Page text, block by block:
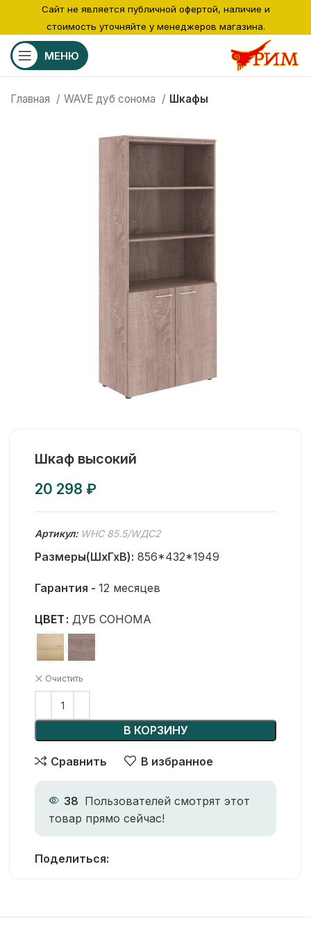
МЕНЮ
Главная WAVE дуб сонома Шкафы
Шкаф высокий
₽
Артикул: WHC 85.5/WДС2
Размеры(ШхГхВ): 856*432*1949
Гарантия - 12 месяцев
ЦВЕТ ДУБ СОНОМА
Очистить
В КОРЗИНУ
Сравнить В избранное
38 Пользователей смотрят этот
товар прямо сейчас!
Поделиться:
Сайт не является публичной офертой, наличие и
стоимость уточняйте у менеджеров магазина.